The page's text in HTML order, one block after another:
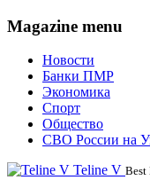
Magazine menu
Новости
Банки ПМР
Экономика
Спорт
Общество
СВО России на
Teline V Best